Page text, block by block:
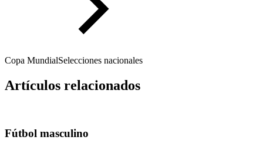
Copa MundialSelecciones nacionales
Artículos relacionados
Fútbol masculino